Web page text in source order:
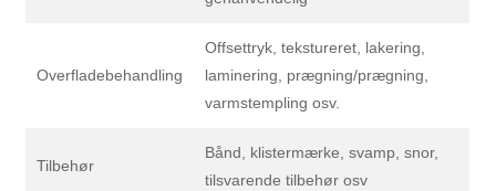
Overfladebehandling
Offsettryk, tekstureret, lakering,
laminering, prægning/prægning,
varmstempling osv.
Tilbehør
Bånd, klistermærke, svamp, snor,
tilsvarende tilbehør osv